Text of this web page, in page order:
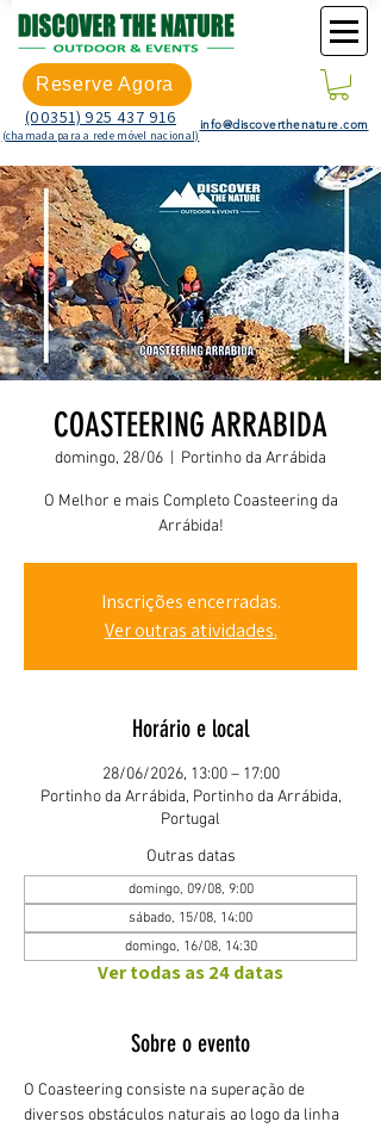
Reserve Agora
(00351) 925 437 916
(chamada para a rede móvel nacional)
info@discoverthenature.com
COASTEERING ARRABIDA
domingo, 28/06 Portinho da Arrábida
O Melhor e mais Completo Coasteering da
Arrábida!
Inscrições encerradas.
Ver outras atividades.
Horário e local
28/06/2026, 13:00 – 17:00
Portinho da Arrábida, Portinho da Arrábida,
Portugal
Outras datas
domingo, 09/08, 9:00
sábado, 15/08, 14:00
domingo, 16/08, 14:30
Ver todas as 24 datas
Sobre o evento
O Coasteering consiste na superação de
diversos obstáculos naturais ao logo da linha